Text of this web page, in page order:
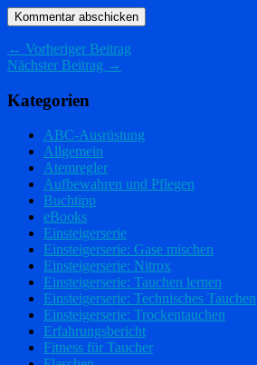
← Vorheriger Beitrag
Nächster Beitrag →
Kategorien
ABC-Ausrüstung
Allgemein
Atemregler
Aufbewahren und Pflegen
Buchtipp
eBooks
Einsteigerserie
Einsteigerserie: Gase mischen
Einsteigerserie: Nitrox
Einsteigerserie: Tauchen lernen
Einsteigerserie: Technisches Tauchen
Einsteigerserie: Trockentauchen
Erfahrungsbericht
Fitness für Taucher